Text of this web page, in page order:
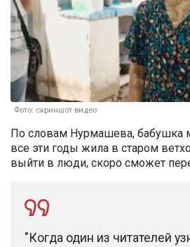
Фото: скриншот видео
По словам Нурмашева, бабушка
все эти годы жила в старом
выйти в люди, скоро сможет
"Когда один из читателей